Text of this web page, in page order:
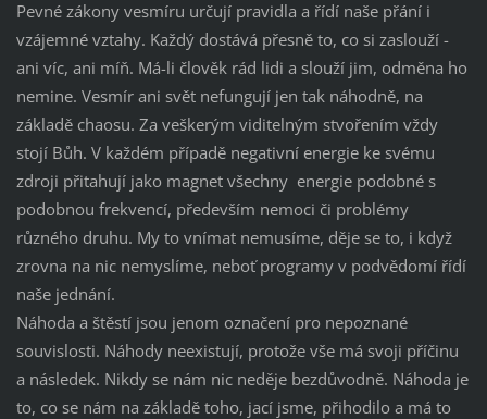
Pevné zákony vesmíru určují pravidla a řídí naše přání i
vzájemné vztahy. Každý dostává přesně to, co si zaslouží -
ani víc, ani míň. Má-li člověk rád lidi a slouží jim, odměna ho
nemine. Vesmír ani svět nefungují jen tak náhodně, na
základě chaosu. Za veškerým viditelným stvořením vždy
stojí Bůh. V každém případě negativní energie ke svému
zdroji přitahují jako magnet všechny energie podobné s
podobnou frekvencí, především nemoci či problémy
různého druhu. My to vnímat nemusíme, děje se to, i když
zrovna na nic nemyslíme, neboť programy v podvědomí řídí
naše jednání.
Náhoda a štěstí jsou jenom označení pro nepoznané
souvislosti. Náhody neexistují, protože vše má svoji příčinu
a následek. Nikdy se nám nic neděje bezdůvodně. Náhoda je
to, co se nám na základě toho, jací jsme, přihodilo a má to